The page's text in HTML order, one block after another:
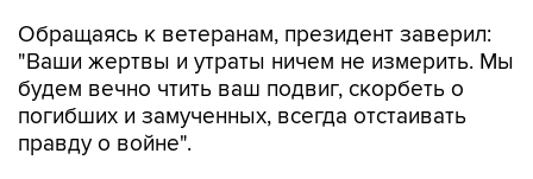
Обращаясь к ветеранам, президент заверил:
"Ваши жертвы и утраты ничем не измерить. Мы
будем вечно чтить ваш подвиг, скорбеть о
погибших и замученных, всегда отстаивать
правду о войне".